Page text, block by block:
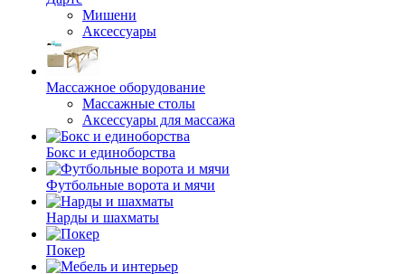
Мишени
Аксессуары
Массажное оборудование
Массажные столы
Аксессуары для массажа
Бокс и единоборства
Футбольные ворота и мячи
Нарды и шахматы
Покер